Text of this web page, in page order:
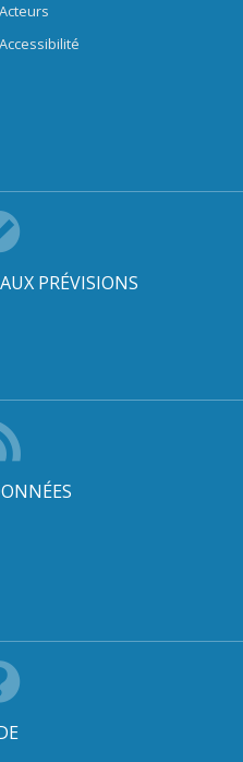
Acteurs
Accessibilité
PRÉVISIONS